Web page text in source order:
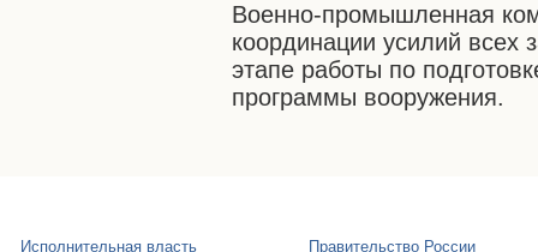
Военно-промышленная
координации усилий
этапе работы по
программы вооружения.
Исполнительная власть Правительство России